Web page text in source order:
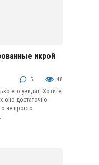
икрой
5 48
его увидит. Хотите
оно достаточно
не просто